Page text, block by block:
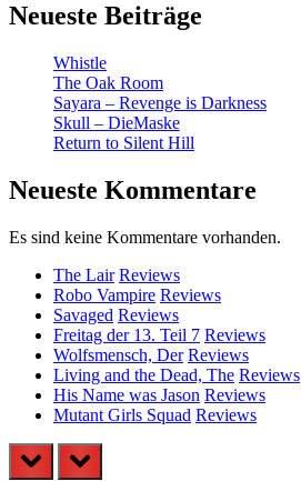
Neueste Beiträge
Whistle
The Oak Room
Sayara – Revenge is Darkness
Skull – DieMaske
Return to Silent Hill
Neueste Kommentare
Es sind keine Kommentare vorhanden.
The Lair Reviews
Robo Vampire Reviews
Savaged Reviews
Freitag der 13. Teil 7 Reviews
Wolfsmensch, Der Reviews
Living and the Dead, The Reviews
His Name was Jason Reviews
Mutant Girls Squad Reviews
prev next